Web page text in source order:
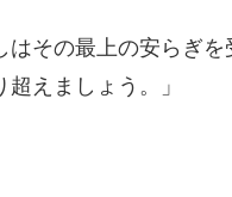
その最上の安らぎを
えましょう。」